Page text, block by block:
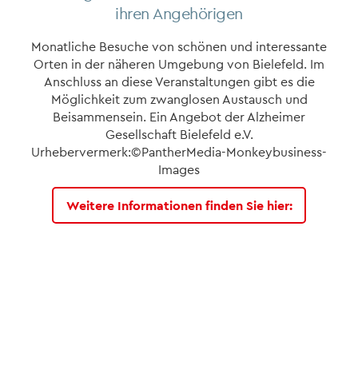
ihren Angehörigen
Monatliche Besuche von schönen und interessante
Orten in der näheren Umgebung von Bielefeld. Im
Anschluss an diese Veranstaltungen gibt es die
Möglichkeit zum zwanglosen Austausch und
Beisammensein. Ein Angebot der Alzheimer
Gesellschaft Bielefeld e.V.
Urhebervermerk:©PantherMedia-Monkeybusiness-
Images
Weitere Informationen finden Sie hier: